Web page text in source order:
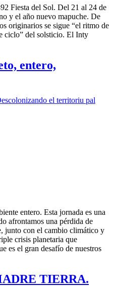
Fiesta del Sol. Del 21 al 24 de
y el año nuevo mapuche. De
originarios se sigue “el ritmo de
ciclo” del solsticio. El Inty
entero,
el territoriu pal
entero. Esta jornada es una
afrontamos una pérdida de
junto con el cambio climático y
crisis planetaria que
es el gran desafío de nuestros
TIERRA.